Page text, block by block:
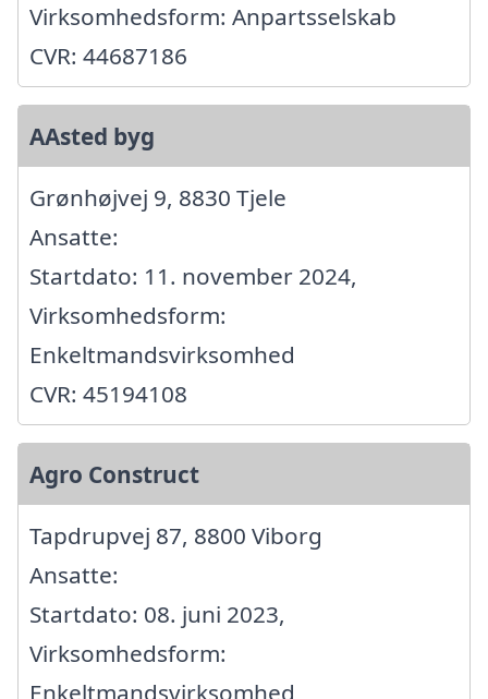
Virksomhedsform: Anpartsselskab
CVR: 44687186
AAsted byg
Grønhøjvej 9, 8830 Tjele
Ansatte:
Startdato: 11. november 2024,
Virksomhedsform:
Enkeltmandsvirksomhed
CVR: 45194108
Agro Construct
Tapdrupvej 87, 8800 Viborg
Ansatte:
Startdato: 08. juni 2023,
Virksomhedsform:
Enkeltmandsvirksomhed